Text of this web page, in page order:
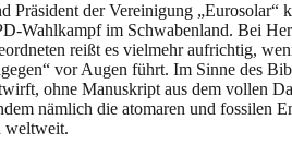
Präsident der Vereinigung
Wahlkampf im Schwabenland. Bei
reißt es vielmehr aufrichtig,
vor Augen führt. Im Sinne des
ohne Manuskript aus dem vollen
nämlich die atomaren und fossilen
weltweit.